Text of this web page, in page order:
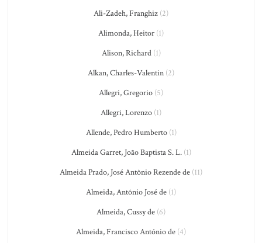
Ali-Zadeh, Franghiz (2)
Alimonda, Heitor (1)
Alison, Richard(1)
Alkan, Charles-Valentin (2)
Allegri, Gregorio (5)
Allegri, Lorenzo (1)
Allende, Pedro Humberto(1)
Almeida Garret, João Baptista S. L.(1)
Almeida Prado, José Antônio Rezende de (11)
Almeida, Antônio José de (1)
Almeida, Cussy de (6)
Almeida, Francisco António de (4)